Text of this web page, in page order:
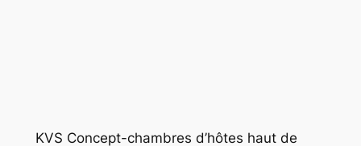
KVS Concept-chambres d’hôtes haut de